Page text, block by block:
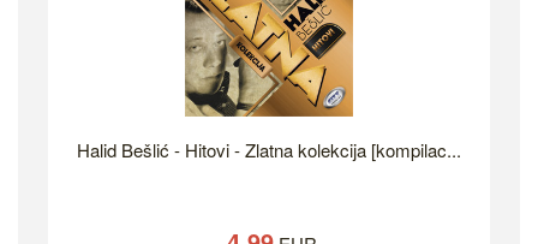
Halid Bešlić - Hitovi - Zlatna kolekcija [kompilac...